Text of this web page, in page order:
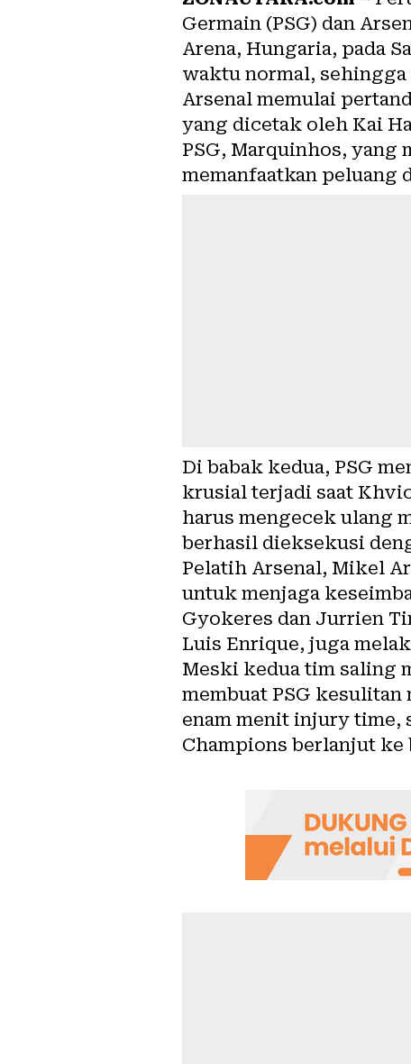
Germain (PSG) dan
Arena, Hungaria, pada
waktu normal,
Arsenal memulai
yang dicetak oleh Kai
PSG, Marquinhos, yang
memanfaatkan peluang
Di babak kedua, PSG
krusial terjadi saat
harus mengecek ulang
berhasil dieksekusi
Pelatih Arsenal, Mikel
untuk menjaga
Gyokeres dan Jurrien
Luis Enrique, juga
Meski kedua tim saling
membuat PSG
enam menit injury time,
Champions berlanjut ke